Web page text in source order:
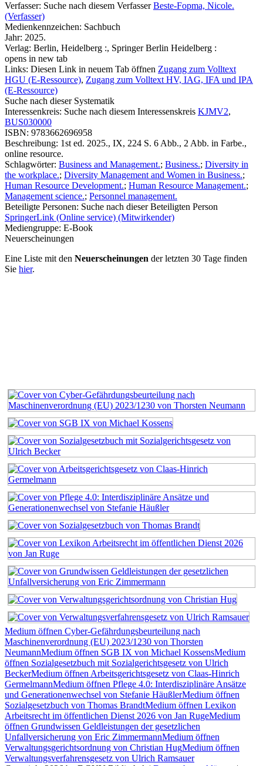
Verfasser: Suche nach diesem Verfasser Beste-Fopma, Nicole.
(Verfasser)
Medienkennzeichen: Sachbuch
Jahr: 2025.
Verlag: Berlin, Heidelberg :, Springer Berlin Heidelberg :
opens in new tab
Links: Diesen Link in neuem Tab öffnen Zugang zum Volltext
HGU (E-Ressource), Zugang zum Volltext HV, IAG, IFA und IPA
(E-Ressource)
Suche nach dieser Systematik
Interessenkreis: Suche nach diesem Interessenskreis KJMV2,
BUS030000
ISBN: 9783662696958
Beschreibung: 1st ed. 2025., IX, 224 S. 6 Abb., 2 Abb. in Farbe.,
online resource.
Schlagwörter: Business and Management.; Business.; Diversity in
the workplace.; Diversity Management and Women in Business.;
Human Resource Development.; Human Resource Management.;
Management science.; Personnel management.
Beteiligte Personen: Suche nach dieser Beteiligten Person
SpringerLink (Online service) (Mitwirkender)
Mediengruppe: E-Book
Neuerscheinungen
Eine Liste mit den Neuerscheinungen der letzten 30 Tage finden
Sie hier.
Medium öffnen Cyber-Gefährdungsbeurteilung nach
Maschinenverordnung (EU) 2023/1230 von Thorsten
NeumannMedium öffnen SGB IX von Michael KossensMedium
öffnen Sozialgesetzbuch mit Sozialgerichtsgesetz von Ulrich
BeckerMedium öffnen Arbeitsgerichtsgesetz von Claas-Hinrich
GermelmannMedium öffnen Pflege 4.0: Interdisziplinäre Ansätze
und Generationenwechsel von Stefanie HäußlerMedium öffnen
Sozialgesetzbuch von Thomas BrandtMedium öffnen Lexikon
Arbeitsrecht im öffentlichen Dienst 2026 von Jan RugeMedium
öffnen Grundwissen Geldleistungen der gesetzlichen
Unfallversicherung von Eric ZimmermannMedium öffnen
Verwaltungsgerichtsordnung von Christian HugMedium öffnen
Verwaltungsverfahrensgesetz von Ulrich Ramsauer